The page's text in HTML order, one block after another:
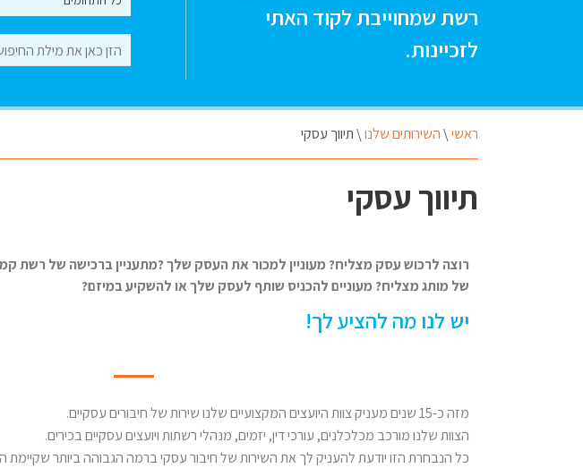
רשת שמחוייבת לקוד האתי
לזכיינות.
ראשי\השירותים שלנו\תיווך עסקי
תיווך עסקי
רוצה לרכוש עסק מצליח? מעוניין למכור את העסק שלך ?מתעניין ברכישה של רשת
של מותג מצליח? מעוניים להכניס שותף לעסק שלך או להשקיע במיזם?
יש לנו מה להציע לך!
מזה כ-15 שנים מעניק צוות היועצים המקצועיים שלנו שירות של חיבורים עסקיים.
הצוות שלנו מורכב מכלכלנים, עורכי דין, יזמים, מנהלי רשתות ויועצים עסקיים בכירים.
כל הנבחרת הזו יודעת להעניק לך את השירות של חיבור עסקי ברמה הגבוהה ביותר שקיימת